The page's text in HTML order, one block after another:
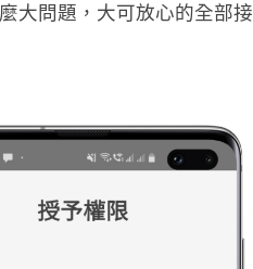
大問題，大可放心的全部接